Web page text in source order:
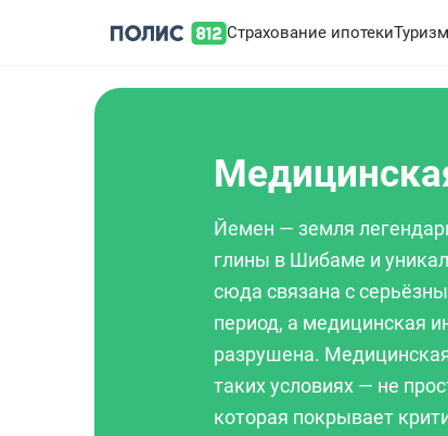
Страхование ипотекиТуризм
Йемен — земля
глины в Шибаме и
сюда связана с
период, а медицинская
разрушена.
таких условиях — не
которая покрывает